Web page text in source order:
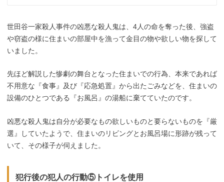
世田谷一家殺人事件の凶悪な殺人鬼は、4人の命を奪った後、強盗
や窃盗の様に住まいの部屋中を漁って金目の物や欲しい物を探して
いました。
先ほど解説した惨劇の舞台となった住まいでの行為、本来であれば
不用意な『食事』及び『応急処置』から出たごみなどを、住まいの
設備のひとつである『お風呂』の湯船に棄てていたのです。
凶悪な殺人鬼は自分が必要なもの欲しいものと要らないものを『厳
選』していたようで、住まいのリビングとお風呂場に形跡が残って
いて、その様子が伺えました。
犯行後の犯人の行動⑤トイレを使用